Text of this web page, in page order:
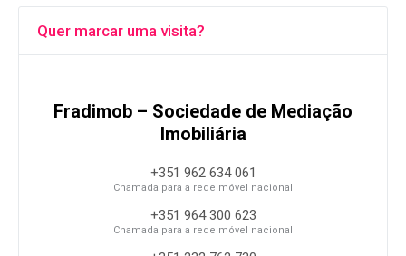
Quer marcar uma visita?
Fradimob – Sociedade de Mediação
Imobiliária
+351 962 634 061
Chamada para a rede móvel nacional
+351 964 300 623
Chamada para a rede móvel nacional